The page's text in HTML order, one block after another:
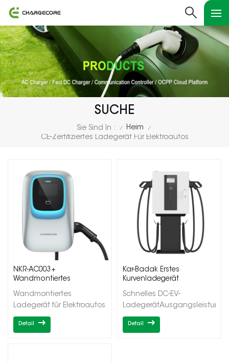
SUCHE
Sie Sind In : / Heim /
CE-Zertifiziertes Ladegerät Für Elektroautos
NKR-AC003+
Wandmontiertes
mit einem Ausgang
Wandmontiertes
Ladegerät für Elektroautos
mit einem
Detail
Kar-Badak Erstes
Kurvenladegerät
Schnelles DC-EV-
LadegerätAusgangsleistung
20/40kWEinzel-/
Detail